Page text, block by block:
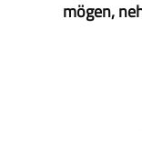
mögen,